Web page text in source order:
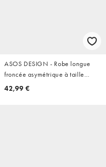
ASOS DESIGN - Robe longue
froncée asymétrique à taille
basse - Kaki
42,99 €